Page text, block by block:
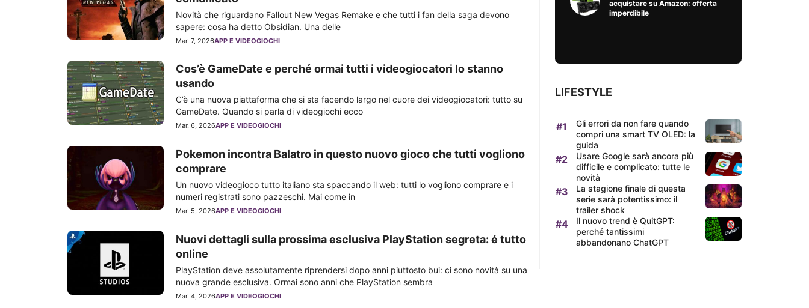
Novità che riguardano Fallout New Vegas Remake e che tutti i fan della saga devono
sapere: cosa ha detto Obsidian. Una delle
Mar. 7, 2026APP E VIDEOGIOCHI
Cos’è GameDate e perché ormai tutti i videogiocatori lo stanno
usando
C’è una nuova piattaforma che si sta facendo largo nel cuore dei videogiocatori: tutto su
GameDate. Quando si parla di videogiochi ecco
Mar. 6, 2026APP E VIDEOGIOCHI
Pokemon incontra Balatro in questo nuovo gioco che tutti vogliono
comprare
Un nuovo videogioco tutto italiano sta spaccando il web: tutti lo vogliono comprare e i
numeri registrati sono pazzeschi. Mai come in
Mar. 5, 2026APP E VIDEOGIOCHI
Nuovi dettagli sulla prossima esclusiva PlayStation segreta: é tutto
online
PlayStation deve assolutamente riprendersi dopo anni piuttosto bui: ci sono novità su una
nuova grande esclusiva. Ormai sono anni che PlayStation sembra
Mar. 4, 2026APP E VIDEOGIOCHI
acquistare su Amazon: offerta
imperdibile
LIFESTYLE
Gli errori da non fare quando
compri una smart TV OLED: la
guida
Usare Google sarà ancora più
difficile e complicato: tutte le
novità
La stagione finale di questa
serie sarà potentissimo: il
trailer shock
Il nuovo trend è QuitGPT:
perché tantissimi
abbandonano ChatGPT